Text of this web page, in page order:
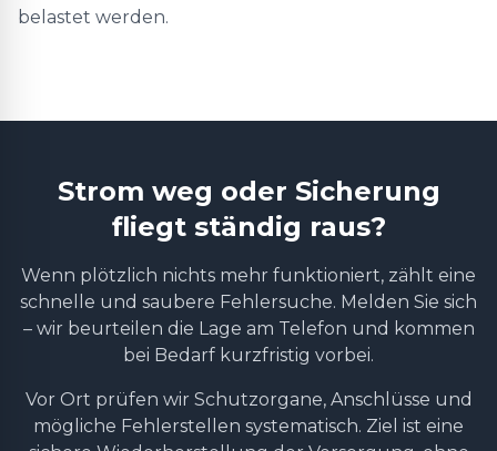
belastet werden.
Strom weg oder Sicherung
fliegt ständig raus?
Wenn plötzlich nichts mehr funktioniert, zählt eine
schnelle und saubere Fehlersuche. Melden Sie sich
– wir beurteilen die Lage am Telefon und kommen
bei Bedarf kurzfristig vorbei.
Vor Ort prüfen wir Schutzorgane, Anschlüsse und
mögliche Fehlerstellen systematisch. Ziel ist eine